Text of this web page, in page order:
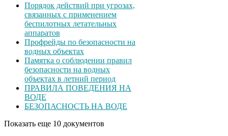
Порядок действий при угрозах,
связанных с применением
беспилотных летательных
аппаратов
Профрейды по безопасности на
водных объектах
Памятка о соблюдении правил
безопасности на водных
объектах в летний период
ПРАВИЛА ПОВЕДЕНИЯ НА
ВОДЕ
БЕЗОПАСНОСТЬ НА ВОДЕ
Показать еще 10 документов